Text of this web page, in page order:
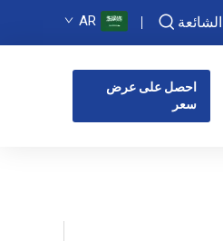
AR
احصل على عرض
سعر